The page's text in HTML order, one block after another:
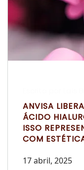
ANVISA
ÁCIDO
ISSO
COM
17 abril, 2025